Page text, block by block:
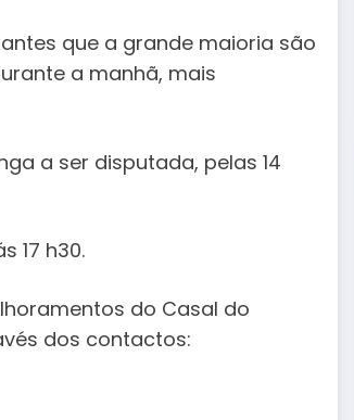
que a grande maioria são
a manhã, mais
a ser disputada, pelas 14
17 h30.
do Casal do
dos contactos: